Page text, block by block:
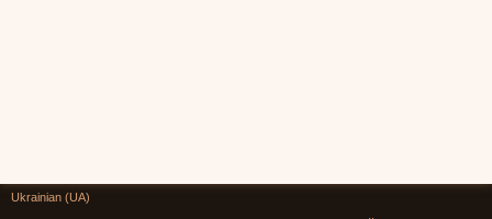
Ukrainian (UA)